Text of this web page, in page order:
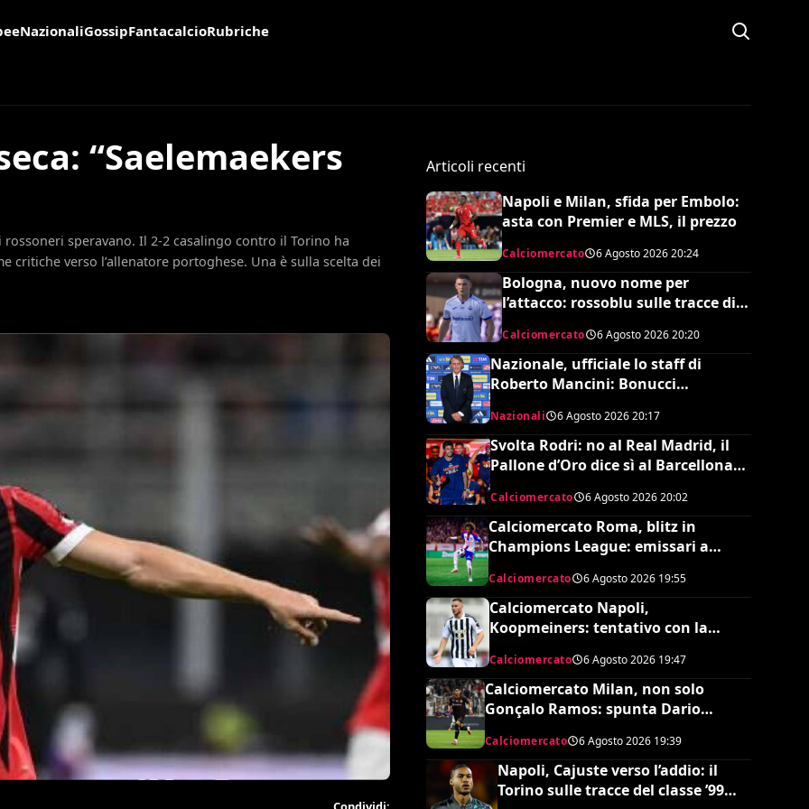
NazionaliGossipFantacalcioRubriche
“Saelemaekers
speravano. Il 2-2 casalingo contro il Torino ha
critiche verso l’allenatore portoghese. Una è sulla scelta dei
Articoli recenti
Napoli e Milan, sfida per Embolo:
asta con Premier e MLS, il prezzo
Calciomercato 6 Agosto 202620:24
Bologna, nuovo nome per
l’attacco: rossoblu sulle tracce di
Calciomercato 6 Agosto 2026 20:20
Nazionale, ufficiale lo staff di
Roberto Mancini: Bonucci
collaboratore, Bollini vice
Nazionali 6 Agosto 2026 20:17
Svolta Rodri: no al Real Madrid, il
Pallone d’Oro dice sì al Barcellona
Calciomercato 6 Agosto 2026 20:02
Calciomercato Roma, blitz in
Champions League: emissari a
Calciomercato 6 Agosto 2026 19:55
Calciomercato Napoli,
Koopmeiners: tentativo con la
Juventus, la cifra per chiudere
Calciomercato 6 Agosto 2026 19:47
Calciomercato Milan, non solo
Gonçalo Ramos: spunta Dario
Osorio per l’attacco di Amorim
Calciomercato 6 Agosto 2026 19:39
Napoli, Cajuste verso l’addio: il
Torino sulle tracce del classe ’99